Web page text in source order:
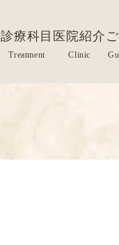
診療科目 医院紹介